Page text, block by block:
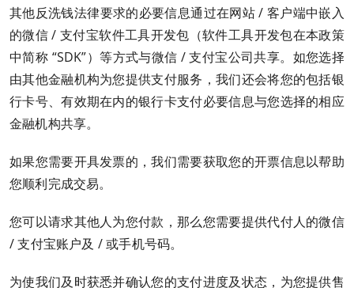
其他反洗钱法律要求的必要信息通过在网站 / 客户端中嵌入
的微信 / 支付宝软件工具开发包（软件工具开发包在本政策
中简称 “SDK”）等方式与微信 / 支付宝公司共享。如您选择
由其他金融机构为您提供支付服务，我们还会将您的包括银
行卡号、有效期在内的银行卡支付必要信息与您选择的相应
金融机构共享。
如果您需要开具发票的，我们需要获取您的开票信息以帮助
您顺利完成交易。
您可以请求其他人为您付款，那么您需要提供代付人的微信
/ 支付宝账户及 / 或手机号码。
为使我们及时获悉并确认您的支付进度及状态，为您提供售